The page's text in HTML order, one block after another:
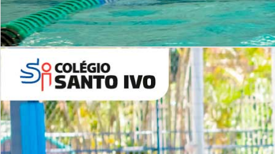
Período Integral | Saiba mais